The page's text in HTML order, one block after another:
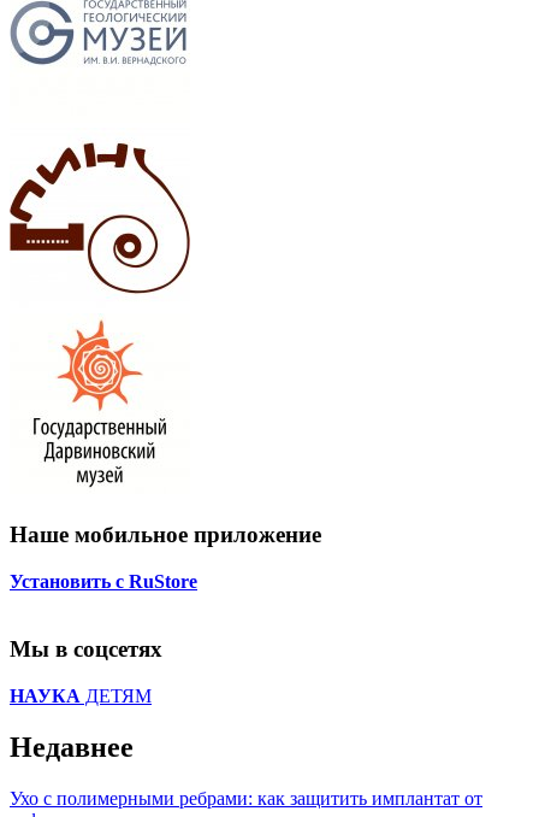
Наше мобильное приложение
Установить с RuStore
Мы в соцсетях
НАУКА ДЕТЯМ
Недавнее
Ухо с полимерными ребрами: как защитить имплантат от